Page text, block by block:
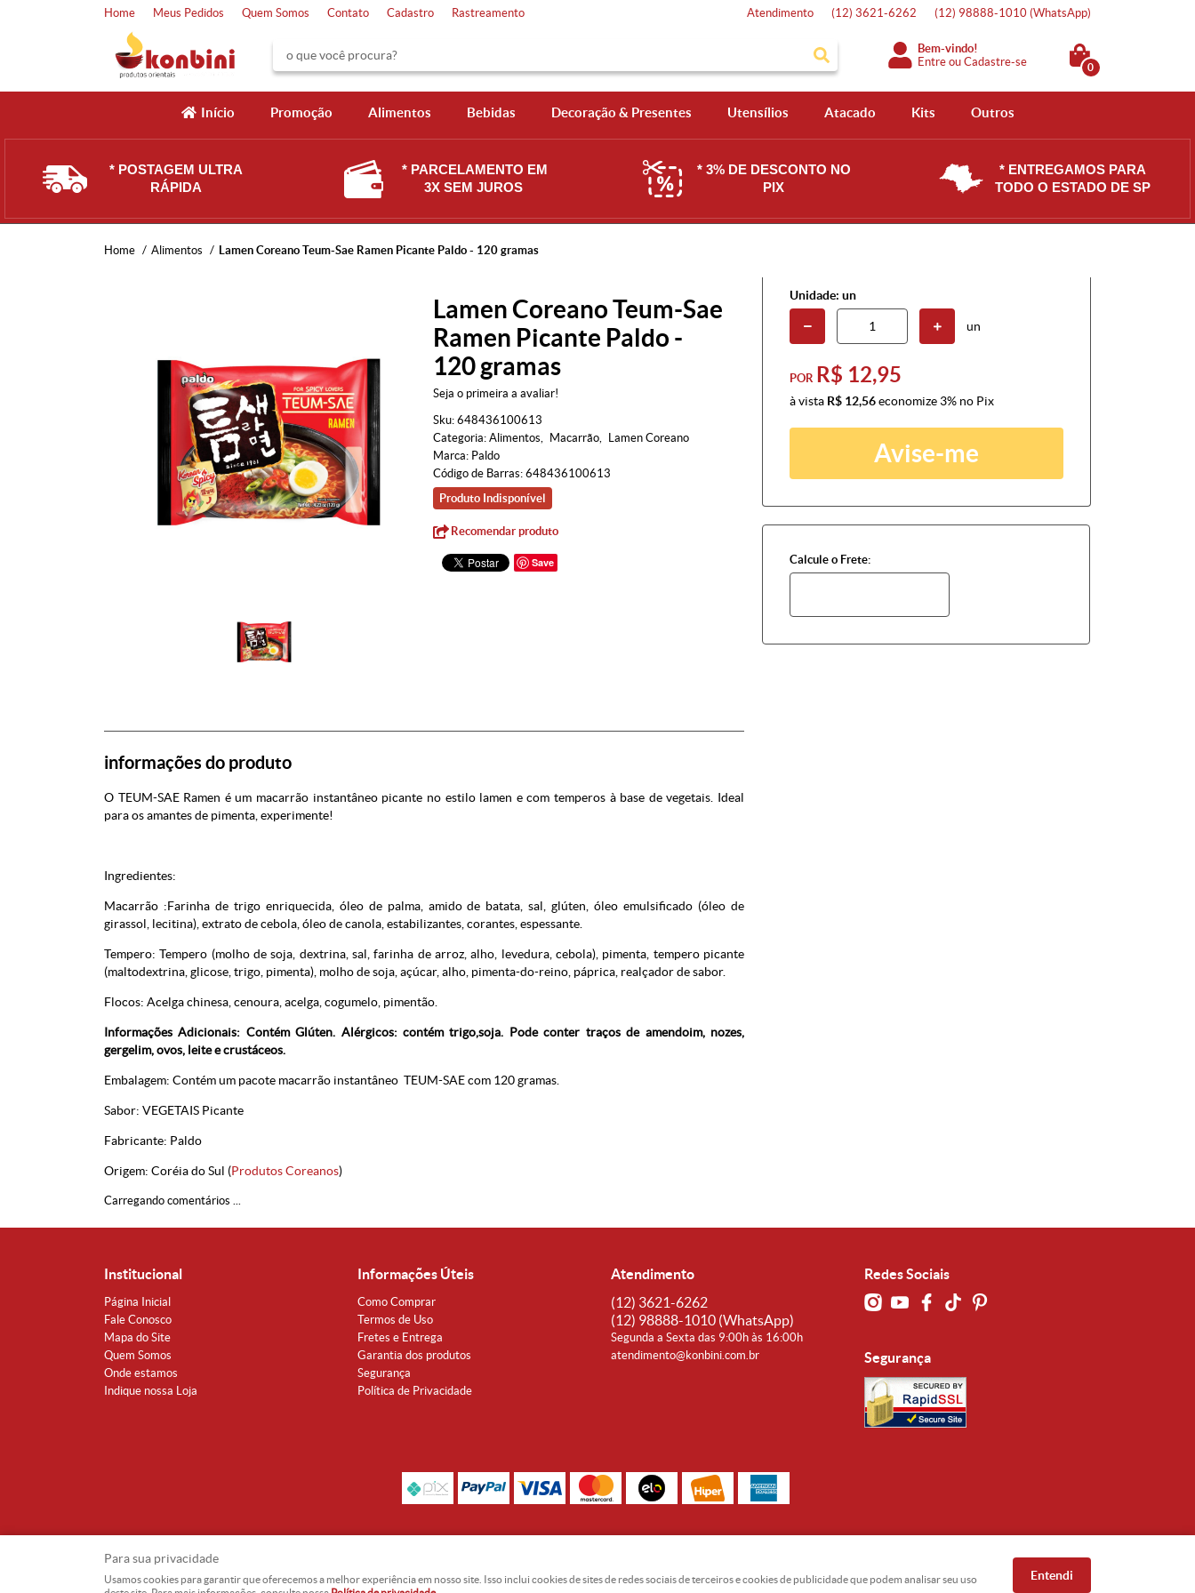
Home Meus Pedidos Quem Somos Contato Cadastro Rastreamento Atendimento (12) 3621-6262 (12) 98888-1010 (WhatsApp)
Bem-vindo!
Entre ouCadastre-se 0
Início Promoção Alimentos Bebidas Decoração & Presentes Utensílios Atacado Kits Outros
* POSTAGEM ULTRA
RÁPIDA
* PARCELAMENTO EM
3X SEM JUROS
* 3% DE DESCONTO NO
PIX
* ENTREGAMOS PARA
TODO O ESTADO DE SP
Home Alimentos Lamen Coreano Teum-Sae Ramen Picante Paldo - 120 gramas
Lamen Coreano Teum-Sae
Ramen Picante Paldo -
120 gramas
Seja o primeira a avaliar!
Sku: 648436100613
Categoria: Alimentos Macarrão
Lamen Coreano
Marca: Paldo
Código de Barras: 648436100613
Produto Indisponível
Recomendar produto
Save
Unidade: un
un
POR R$ 12,95
à vista R$ 12,56economize 3% no Pix
Avise-me
Calcule o Frete:
informações do produto
O TEUM-SAE Ramen é um macarrão instantâneo picante no estilo lamen e com temperos à base de vegetais. Ideal
para os amantes de pimenta, experimente!
Ingredientes:
Macarrão :Farinha de trigo enriquecida, óleo de palma, amido de batata, sal, glúten, óleo emulsificado (óleo de
girassol, lecitina), extrato de cebola, óleo de canola, estabilizantes, corantes, espessante.
Tempero: Tempero (molho de soja, dextrina, sal, farinha de arroz, alho, levedura, cebola), pimenta, tempero picante
(maltodextrina, glicose, trigo, pimenta), molho de soja, açúcar, alho, pimenta-do-reino, páprica, realçador de sabor.
Flocos: Acelga chinesa, cenoura, acelga, cogumelo, pimentão.
Informações Adicionais: Contém Glúten. Alérgicos: contém trigo,soja. Pode conter traços de amendoim, nozes,
gergelim, ovos, leite e crustáceos.
Embalagem: Contém um pacote macarrão instantâneo TEUM-SAE com 120 gramas.
Sabor: VEGETAIS Picante
Fabricante: Paldo
Origem: Coréia do Sul (Produtos Coreanos)
Carregando comentários ...
Institucional
Página Inicial
Fale Conosco
Mapa do Site
Quem Somos
Onde estamos
Indique nossa Loja
Informações Úteis
Como Comprar
Termos de Uso
Fretes e Entrega
Garantia dos produtos
Segurança
Política de Privacidade
Atendimento
(12) 3621-6262
(12) 98888-1010 (WhatsApp)
Segunda a Sexta das 9:00h às 16:00h
atendimento@konbini.com.br
Redes Sociais
Segurança
Para sua privacidade
Usamos cookies para garantir que oferecemos a melhor experiência em nosso site. Isso inclui cookies de sites de redes sociais de terceiros e cookies de publicidade que podem analisar seu uso
Entendi